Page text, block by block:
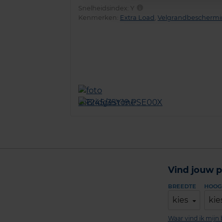
Snelheidsindex: Y
Kenmerken: Extra Load
Vind jouw
BREEDTE
kies
Waar vind ik mijn